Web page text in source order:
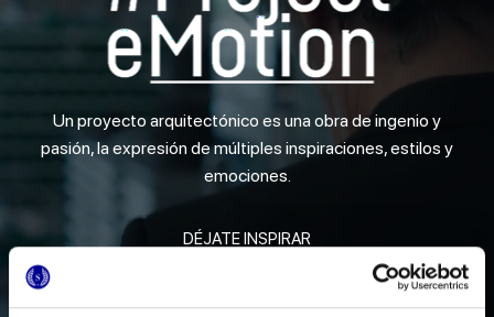
Un proyecto arquitectónico es una obra de ingenio y
pasión, la expresión de múltiples inspiraciones, estilos y
emociones.
DÉJATE INSPIRAR